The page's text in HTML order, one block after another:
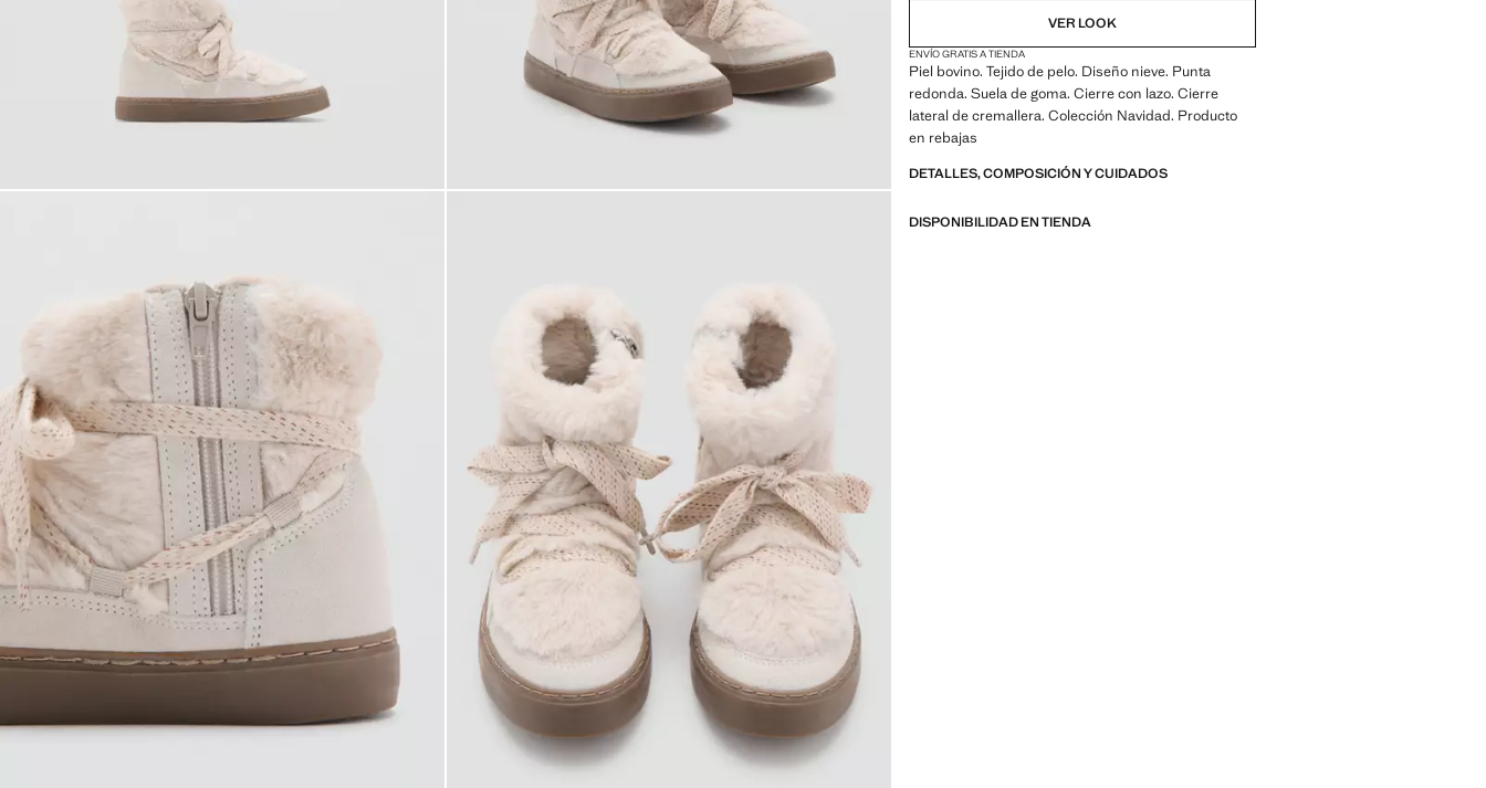
VER LOOK
ENVÍO GRATIS A TIENDA
Piel bovino. Tejido de pelo. Diseño nieve. Punta
redonda. Suela de goma. Cierre con lazo. Cierre
lateral de cremallera. Colección Navidad. Producto
en rebajas
DETALLES, COMPOSICIÓN Y CUIDADOS
DISPONIBILIDAD EN TIENDA